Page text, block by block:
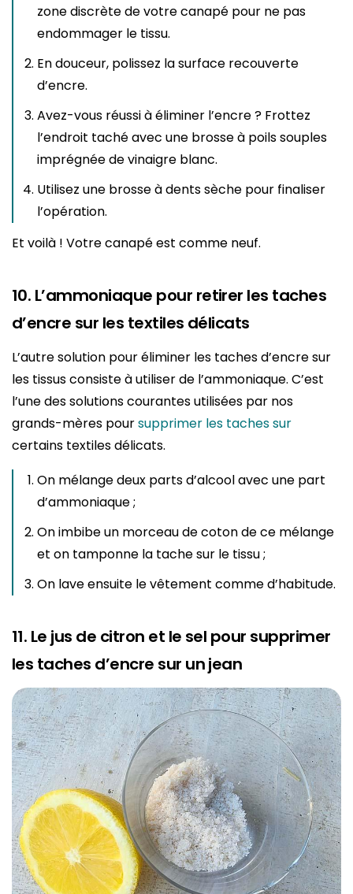
zone discrète de votre canapé pour ne pas
endommager le tissu.
En douceur, polissez la surface recouverte
d’encre.
Avez-vous réussi à éliminer l’encre ? Frottez
l’endroit taché avec une brosse à poils souples
imprégnée de vinaigre blanc.
Utilisez une brosse à dents sèche pour finaliser
l’opération.
Et voilà ! Votre canapé est comme neuf.
10. L’ammoniaque pour retirer les taches
d’encre sur les textiles délicats
L’autre solution pour éliminer les taches d’encre sur
les tissus consiste à utiliser de l’ammoniaque. C’est
l’une des solutions courantes utilisées par nos
grands-mères poursupprimer les taches sur
certains textiles délicats.
On mélange deux parts d’alcool avec une part
d’ammoniaque ;
On imbibe un morceau de coton de ce mélange
et on tamponne la tache sur le tissu ;
On lave ensuite le vêtement comme d’habitude.
11. Le jus de citron et le sel pour supprimer
les taches d’encre sur un jean